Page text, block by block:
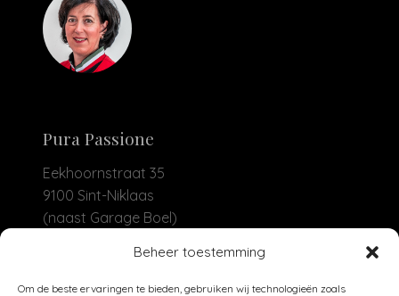
Beheer toestemming
Om de beste ervaringen te bieden, gebruiken wij technologieën zoals
Pura Passione
Eekhoornstraat 35
9100 Sint-Niklaas
(naast Garage Boel)
+32 479 93 04 30
info@purapassione.be